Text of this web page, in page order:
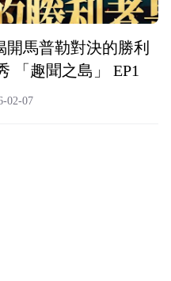
開馬普勒對決的勝利
「趣聞之島」 EP1
02-07